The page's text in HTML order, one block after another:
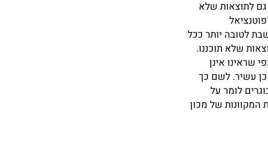
גם לתוצאות שלא
לטובה יותר ככל
שלא תוכננו.
שראינו אינן
עשיר. לשם כך
לומר על
המקוונות של מכון